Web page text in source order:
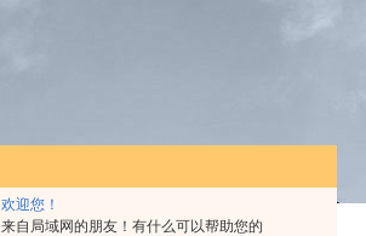
欢迎您！
来自局域网的朋友！有什么可以帮助您的